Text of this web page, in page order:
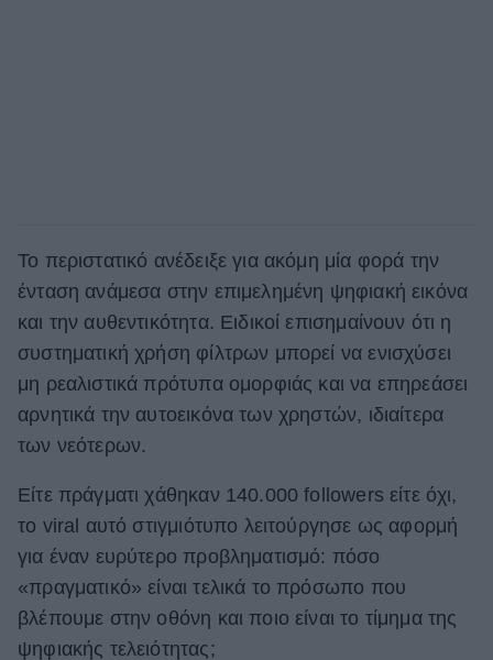
Το περιστατικό ανέδειξε για ακόμη μία φορά την
ένταση ανάμεσα στην επιμελημένη ψηφιακή εικόνα
και την αυθεντικότητα. Ειδικοί επισημαίνουν ότι η
συστηματική χρήση φίλτρων μπορεί να ενισχύσει
μη ρεαλιστικά πρότυπα ομορφιάς και να επηρεάσει
αρνητικά την αυτοεικόνα των χρηστών, ιδιαίτερα
των νεότερων.
Είτε πράγματι χάθηκαν 140.000 followers είτε όχι,
το viral αυτό στιγμιότυπο λειτούργησε ως αφορμή
για έναν ευρύτερο προβληματισμό: πόσο
«πραγματικό» είναι τελικά το πρόσωπο που
βλέπουμε στην οθόνη και ποιο είναι το τίμημα της
ψηφιακής τελειότητας;